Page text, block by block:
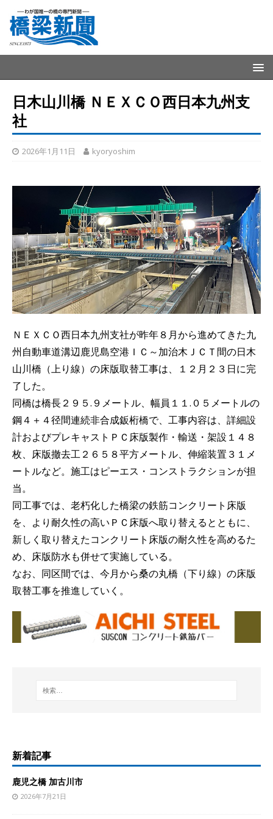
日木山川橋 ＮＥＸＣＯ西日本九州支
社
2026年1月11日 kyoryoshim
ＮＥＸＣＯ西日本九州支社が昨年８月から進めてきた九
州自動車道溝辺鹿児島空港ＩＣ～加治木ＪＣＴ間の日木
山川橋（上り線）の床版取替工事は、１２月２３日に完
了した。
同橋は橋長２９５.９メートル、幅員１１.０５メートルの
鋼４＋４径間連続非合成鈑桁橋で、工事内容は、詳細設
計およびプレキャストＰＣ床版製作・輸送・架設１４８
枚、床版撤去工２６５８平方メートル、伸縮装置３１メ
ートルなど。施工はピーエス・コンストラクションが担
当。
同工事では、老朽化した橋梁の鉄筋コンクリート床版
を、より耐久性の高いＰＣ床版へ取り替えるとともに、
新しく取り替えたコンクリート床版の耐久性を高めるた
め、床版防水も併せて実施している。
なお、同区間では、今月から桑の丸橋（下り線）の床版
取替工事を推進していく。
新着記事
鹿児之橋 加古川市
2026年7月21日